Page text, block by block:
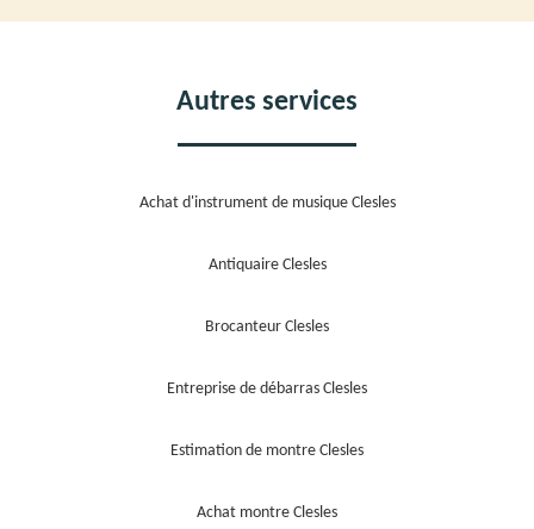
Autres services
Achat d'instrument de musique Clesles
Antiquaire Clesles
Brocanteur Clesles
Entreprise de débarras Clesles
Estimation de montre Clesles
Achat montre Clesles